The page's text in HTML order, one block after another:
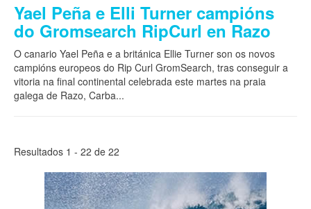
Yael Peña e Elli Turner campións
do Gromsearch RipCurl en Razo
O canario Yael Peña e a británica Ellie Turner son os novos
campións europeos do Rip Curl GromSearch, tras conseguir a
vitoria na final continental celebrada este martes na praia
galega de Razo, Carba...
Resultados 1 - 22 de 22